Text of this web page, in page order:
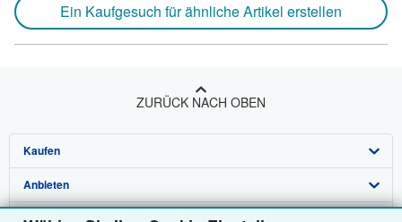
Ein Kaufgesuch für ähnliche Artikel erstellen
ZURÜCK NACH OBEN
Kaufen
Detailsuche
Sammlungen
Anbieten
Verkäufer werden
Über uns